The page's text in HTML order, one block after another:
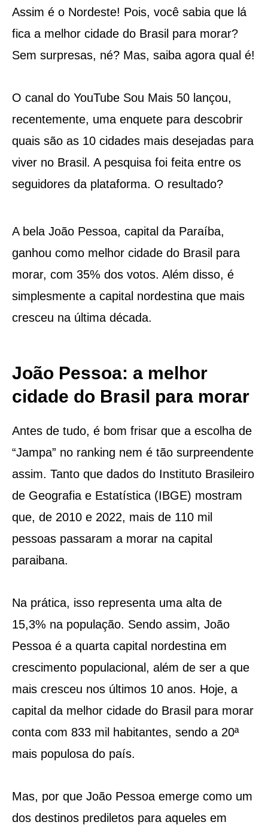
Assim é o Nordeste! Pois, você sabia que lá
fica a melhor cidade do Brasil para morar?
Sem surpresas, né? Mas, saiba agora qual é!
O canal do YouTube Sou Mais 50 lançou,
recentemente, uma enquete para descobrir
quais são as 10 cidades mais desejadas para
viver no Brasil. A pesquisa foi feita entre os
seguidores da plataforma. O resultado?
A bela João Pessoa, capital da Paraíba,
ganhou como melhor cidade do Brasil para
morar, com 35% dos votos. Além disso, é
simplesmente a capital nordestina que mais
cresceu na última década.
João Pessoa: a melhor
cidade do Brasil para morar
Antes de tudo, é bom frisar que a escolha de
“Jampa” no ranking nem é tão surpreendente
assim. Tanto que dados do Instituto Brasileiro
de Geografia e Estatística (IBGE) mostram
que, de 2010 e 2022, mais de 110 mil
pessoas passaram a morar na capital
paraibana.
Na prática, isso representa uma alta de
15,3% na população. Sendo assim, João
Pessoa é a quarta capital nordestina em
crescimento populacional, além de ser a que
mais cresceu nos últimos 10 anos. Hoje, a
capital da melhor cidade do Brasil para morar
conta com 833 mil habitantes, sendo a 20ª
mais populosa do país.
Mas, por que João Pessoa emerge como um
dos destinos prediletos para aqueles em